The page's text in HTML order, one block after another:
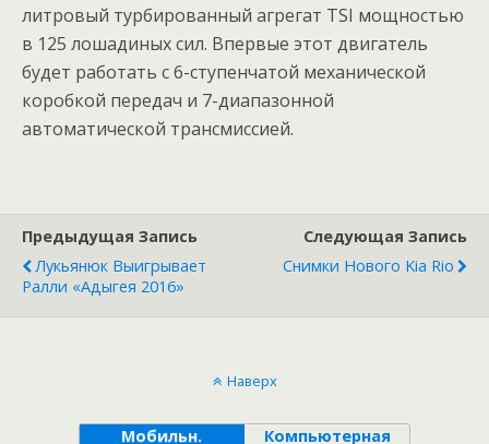
литровый турбированный агрегат TSI мощностью
в 125 лошадиных сил. Впервые этот двигатель
будет работать с 6-ступенчатой механической
коробкой передач и 7-диапазонной
автоматической трансмиссией.
Предыдущая Запись
Лукьянюк Выигрывает
Ралли «Адыгея 2016»
Следующая Запись
Снимки Нового Kia Rio
Наверх
Мобильн. Компьютерная